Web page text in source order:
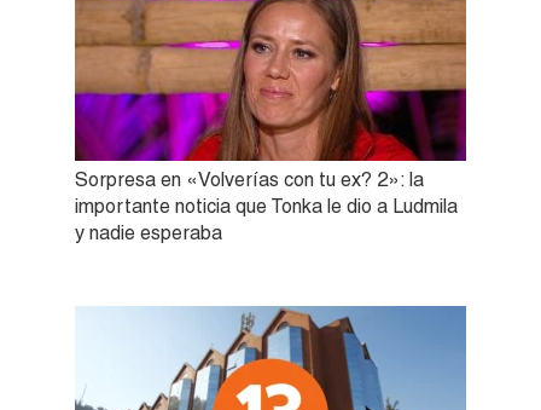
Sorpresa en «Volverías con tu ex? 2»: la
importante noticia que Tonka le dio a Ludmila
y nadie esperaba